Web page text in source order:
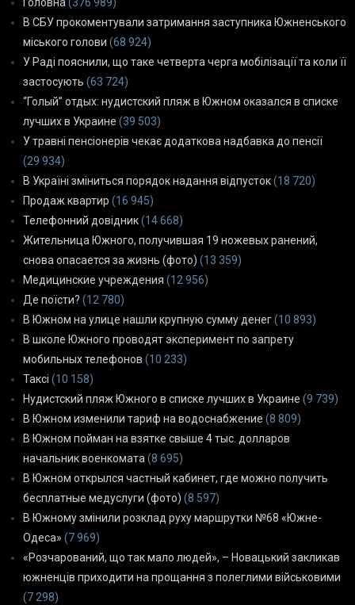
В СБУ прокоментували затримання заступника Южненського
міського голови (68 924)
У Раді пояснили, що таке четверта черга мобілізації та коли її
застосують (63 724)
“Голый” отдых: нудистский пляж в Южном оказался в списке
лучших в Украине (39 503)
У травні пенсіонерів чекає додаткова надбавка до пенсії
(29 934)
В Україні зміниться порядок надання відпусток(18 720)
Продаж квартир (16 945)
Телефонний довідник(14 668)
Жительница Южного, получившая 19 ножевых ранений,
снова опасается за жизнь (фото) (13 359)
Медицинские учреждения (12 956)
Де поїсти? (12 780)
В Южном на улице нашли крупную сумму денег(10 893)
В школе Южного проводят эксперимент по запрету
мобильных телефонов (10 233)
Таксі (10 158)
Нудистский пляж Южного в списке лучших в Украине (9 739)
В Южном изменили тариф на водоснабжение (8 809)
В Южном пойман на взятке свыше 4 тыс. долларов
начальник военкомата (8 695)
В Южном открылся частный кабинет, где можно получить
бесплатные медуслуги (фото) (8 597)
В Южному змінили розклад руху маршрутки №68 «Южне-
Одеса» (7 969)
«Розчарований, що так мало людей», – Новацький закликав
южненців приходити на прощання з полеглими військовими
(7 298)